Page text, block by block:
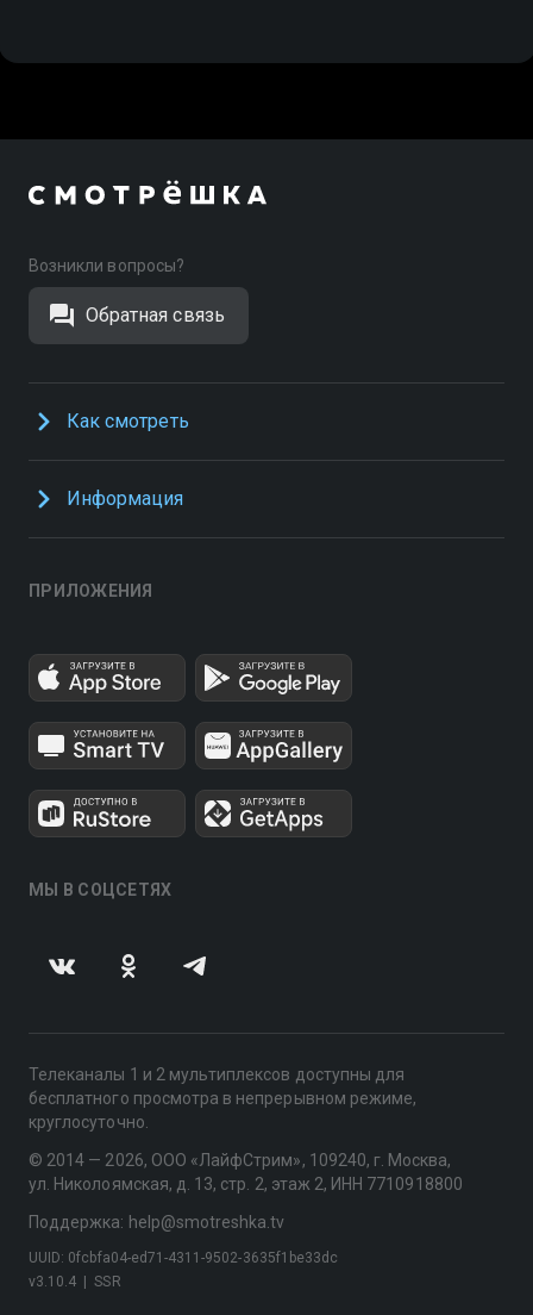
Возникли вопросы?
Обратная связь
Как смотреть
Информация
ПРИЛОЖЕНИЯ
МЫ В СОЦСЕТЯХ
Телеканалы 1 и 2 мультиплексов доступны для
бесплатного просмотра в непрерывном режиме,
круглосуточно.
© 2014 — 2026, ООО «ЛайфСтрим», 109240, г. Москва,
ул. Николоямская, д. 13, стр. 2, этаж 2, ИНН 7710918800
Поддержка: help@smotreshka.tv
v3.10.4 SSR
UUID: 0fcbfa04-ed71-4311-9502-3635f1be33dc